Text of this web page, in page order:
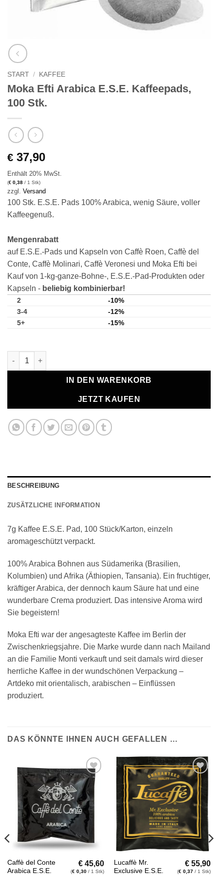
START / KAFFEE
Moka Efti Arabica E.S.E. Kaffeepads,
100 Stk.
€ 37,90
Enthält 20% MwSt.
(€ 0,38 / 1 Stk)
zzgl. Versand
100 Stk. E.S.E. Pads 100% Arabica, wenig Säure, voller
Kaffeegenuß.
Mengenrabatt
auf E.S.E.-Pads und Kapseln von Caffè Roen, Caffè del
Conte, Caffè Molinari, Caffè Veronesi und Moka Efti bei
Kauf von 1-kg-ganze-Bohne-, E.S.E.-Pad-Produkten oder
Kapseln - beliebig kombinierbar!
2
-10%
3-4
-12%
5+
-15%
Moka Efti Arabica E.S.E. Kaffeepads, 100 Stk. Menge
IN DEN WARENKORB
JETZT KAUFEN
BESCHREIBUNG
ZUSÄTZLICHE INFORMATION
7g Kaffee E.S.E. Pad, 100 Stück/Karton, einzeln
aromageschützt verpackt.
100% Arabica Bohnen aus Südamerika (Brasilien,
Kolumbien) und Afrika (Äthiopien, Tansania). Ein fruchtiger,
kräftiger Arabica, der dennoch kaum Säure hat und eine
wunderbare Crema produziert. Das intensive Aroma wird
Sie begeistern!
Moka Efti war der angesagteste Kaffee im Berlin der
Zwischenkriegsjahre. Die Marke wurde dann nach Mailand
an die Familie Monti verkauft und seit damals wird dieser
herrliche Kaffee in der wundschönen Verpackung –
Artdeko mit orientalisch, arabischen – Einflüssen
produziert.
DAS KÖNNTE IHNEN AUCH GEFALLEN …
Auf die
Wunschliste
Caffè del Conte
Arabica E.S.E.
€ 45,60
(€ 0,30 / 1 Stk)
Auf die
Wunschliste
Lucaffè Mr.
Exclusive E.S.E.
€ 55,90
(€ 0,37 / 1 Stk)